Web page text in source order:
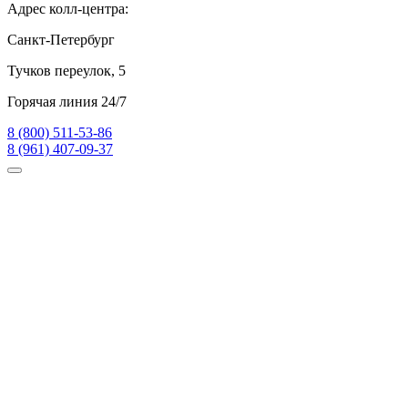
Адрес колл-центра:
Санкт-Петербург
Тучков переулок, 5
Горячая линия 24/7
8 (800) 511-53-86
8 (961) 407-09-37